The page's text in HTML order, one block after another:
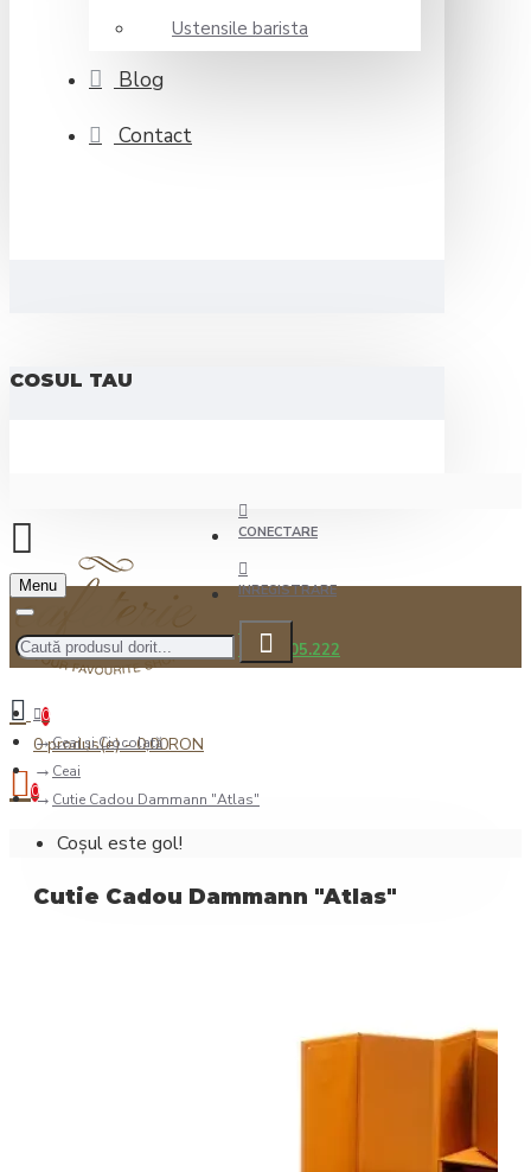
Ustensile barista
Blog
Contact
COSUL TAU
CONECTARE
INREGISTRARE
0722.505.222
Menu
0
0 produs(e) - 0,00RON
0
Coșul este gol!
Ceai şi Ciocolată
Ceai
Cutie Cadou Dammann "Atlas"
Cutie Cadou Dammann "Atlas"